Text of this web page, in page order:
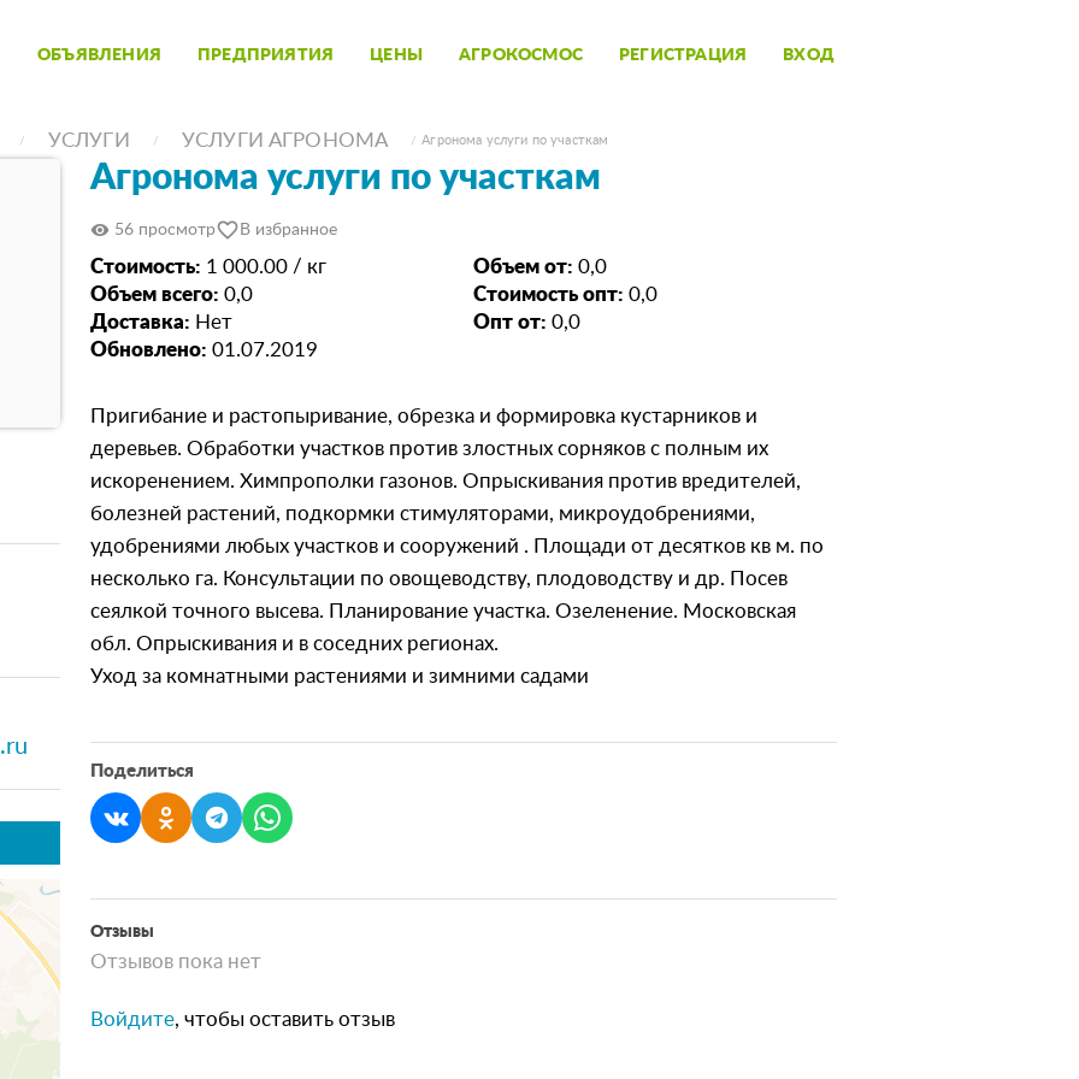
ОБЪЯВЛЕНИЯ ПРЕДПРИЯТИЯ ЦЕНЫ АГРОКОСМОС РЕГИСТРАЦИЯ ВХОД
УСЛУГИ УСЛУГИ АГРОНОМА Агронома услуги по участкам
Агронома услуги по участкам
visibility 56 просмотрfavorite_border В избранное
Стоимость: 1 000.00 / кг Объем от: 0,0
Объем всего: 0,0 Стоимость опт: 0,0
Доставка: Нет Опт от: 0,0
Обновлено: 01.07.2019
Пригибание и растопыривание, обрезка и формировка кустарников и
деревьев. Обработки участков против злостных сорняков с полным их
искоренением. Химпрополки газонов. Опрыскивания против вредителей,
болезней растений, подкормки стимуляторами, микроудобрениями,
удобрениями любых участков и сооружений . Площади от десятков кв м. по
несколько га. Консультации по овощеводству, плодоводству и др. Посев
сеялкой точного высева. Планирование участка. Озеленение. Московская
обл. Опрыскивания и в соседних регионах.
Уход за комнатными растениями и зимними садами
Поделиться
Отзывы
Отзывов пока нет
Войдите, чтобы оставить отзыв